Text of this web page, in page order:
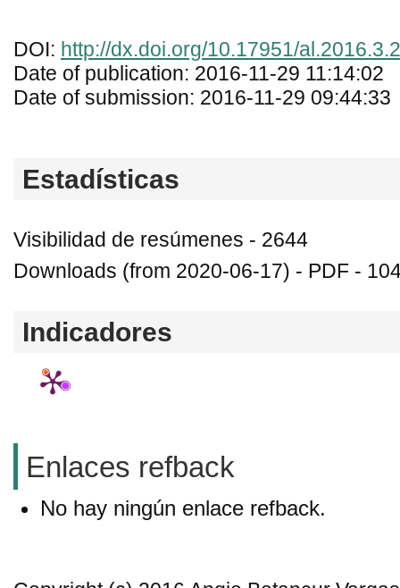
DOI: http://dx.doi.org/10.17951/
Date of publication: 2016-11-29 11:14:02
Date of submission: 2016-11-29 09:44:33
Estadísticas
Visibilidad de resúmenes - 2644
Downloads (from 2020-06-17) - PDF -
Indicadores
Enlaces refback
No hay ningún enlace refback.